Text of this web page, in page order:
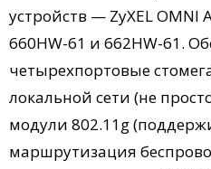
устройств — ZyXEL OMNI
660HW-61 и 662HW-61.
четырехпортовые
локальной сети (не
модули 802.11g
маршрутизация